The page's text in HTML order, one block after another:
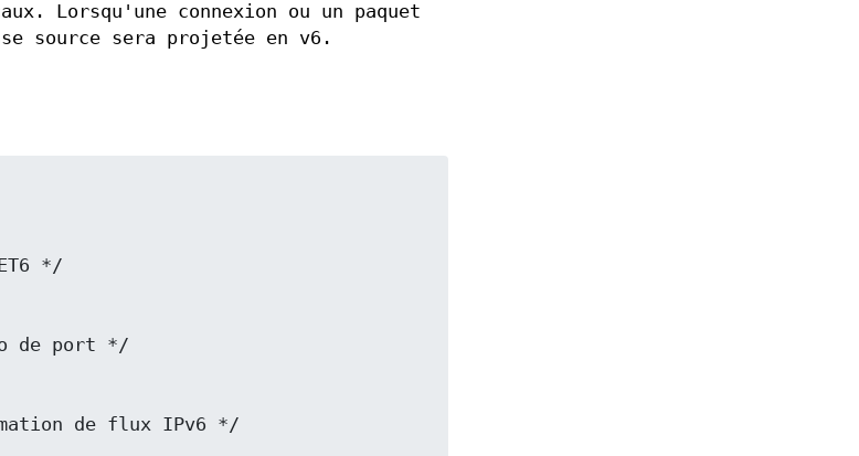
Lorsqu'une connexion ou un paquet
source sera projetée en v6.